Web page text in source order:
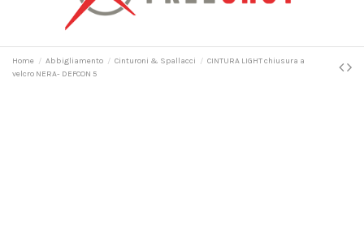
Home Abbigliamento Cinturoni & Spallacci
CINTURA LIGHT chiusura a
velcro NERA- DEFCON 5